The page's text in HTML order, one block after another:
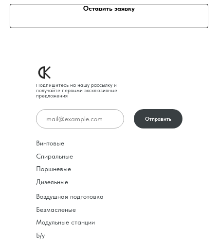
Оставить заявку
Подпишитесь на нашу рассылку и
получайте первыми эксклюзивные
предложения
Винтовые
Спиральные
Поршневые
Дизельные
Воздушная подготовка
Безмасленые
Модульные станции
Б/у
Отправить